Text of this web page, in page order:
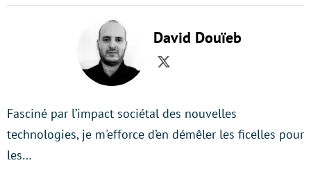
David Douïeb
Twitter
Fasciné par l’impact sociétal des nouvelles
technologies, je m'efforce d’en démêler les ficelles pour
les…